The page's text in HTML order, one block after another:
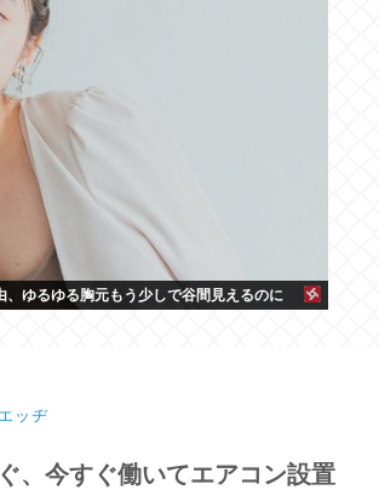
、ゆるゆる胸元もう少しで谷間見えるのに
エッヂ
、今すぐ働いてエアコン設置